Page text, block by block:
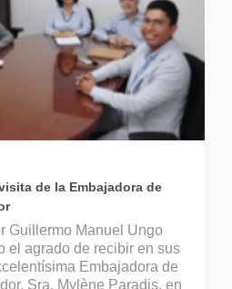
de la Embajadora de
Guillermo Manuel Ungo
el agrado de recibir en sus
Embajadora de
Sra. Mylène Paradis, en